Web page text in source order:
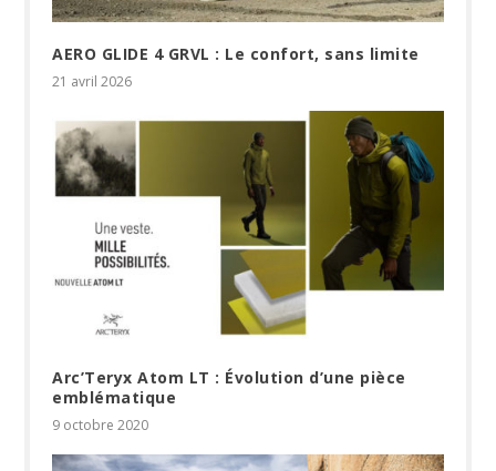
AERO GLIDE 4 GRVL : Le confort, sans limite
21 avril 2026
Arc’Teryx Atom LT : Évolution d’une pièce
emblématique
9 octobre 2020